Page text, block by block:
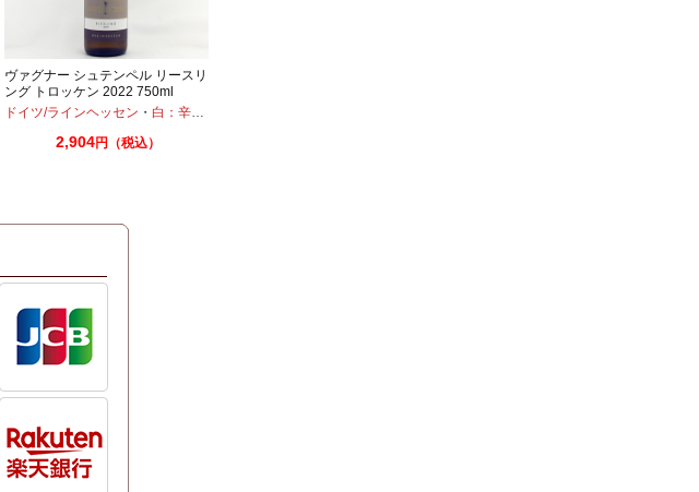
リースリング
ヴァグナー シュテンペル リースリ
ング トロッケン 2022 750ml
ドイツ/ラインヘッセン ・ 白：辛口
2,904円（税込）